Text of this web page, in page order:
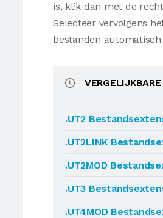
is, klik dan met de
Selecteer vervolgens
bestanden
.UT2
.UT2LINK
.UT2MOD
.UT3
.UT4MOD